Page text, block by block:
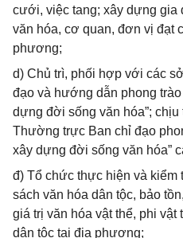
cưới, việc tang; xây dựng gia
văn hóa, cơ quan, đơn vị đạt
phương;
d) Chủ trì, phối hợp với các
đạo và hướng dẫn phong trào
dựng đời sống văn hóa”;
Thường trực Ban chỉ đạo
xây dựng đời sống văn hóa”
đ) Tổ chức thực hiện và kiểm
sách văn hóa dân tộc, bảo
giá trị văn hóa vật thể, phi vật
dân tộc tại địa phương;